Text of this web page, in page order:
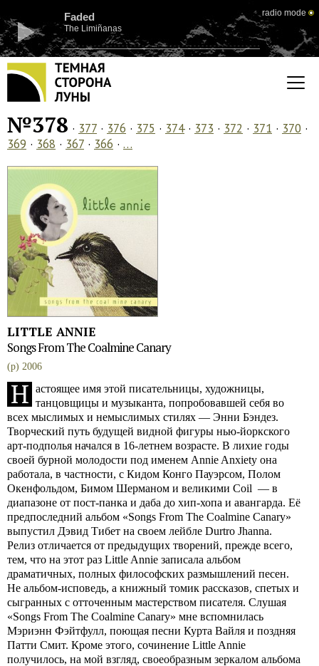
Faded
The Limiñanas
radio mode
№378 · 377 · 376 · 375 · 374· 373 · 372 · 371 · 370 ·
369 · 368 · 367 · 366 · …
LITTLE ANNIE
Songs From The Coalmine Canary
(p) 2006
Н астоящее имя этой писательницы, художницы,
танцовщицы и музыканта, попробовавшей себя во
всех мыслимых и немыслимых стилях — Энни Бэндез.
Творческий путь будущей видной фигуры нью-йоркского
арт-подполья начался в 16-летнем возрасте. В лихие годы
своей бурной молодости под именем Annie Anxiety она
работала, в частности, с Кидом Конго Пауэрсом, Полом
Окенфольдом, Бимом Шерманом и великими Coil — в
диапазоне от пост-панка и даба до хип-хопа и авангарда. Её
предпоследний альбом «Songs From The Coalmine Canary»
выпустил Дэвид Тибет на своем лейбле Durtro Jhanna.
Релиз отличается от предыдущих творений, прежде всего,
тем, что на этот раз Little Annie записала альбом
драматичных, полных философских размышлений песен.
Не альбом-исповедь, а книжный томик рассказов, спетых и
сыгранных с отточенным мастерством писателя. Слушая
«Songs From The Coalmine Canary» мне вспомнилась
Мэриэнн Фэйтфулл, поющая песни Курта Вайля и поздняя
Патти Смит. Кроме этого, сочинение Little Annie
получилось, на мой взгляд, своеобразным зеркалом альбома